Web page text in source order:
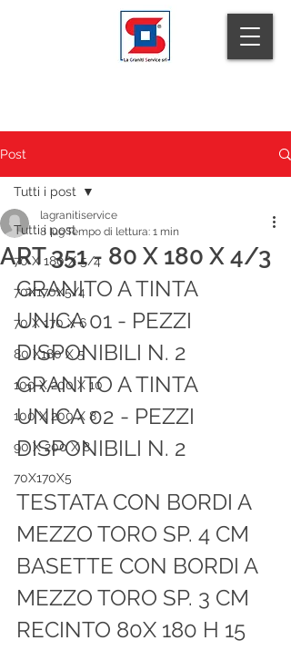
Post
Tutti i post
70 X 180 X 5/4
70X170X5/4
70 X 170 X 6
80 X180 X 5
100 X 200 X 10
100 X 200 X 8
90 X 200 X 8
70X170X5
Tutti i post
ART 351 - 80 X 180 X 4/3
lagranitiservice
8 lugTempo di lettura: 1 min
GRANITO A TINTA
UNICA 01 - PEZZI
DISPONIBILI N. 2
GRANITO A TINTA
UNICA 02 - PEZZI
DISPONIBILI N. 2
TESTATA CON BORDI A
MEZZO TORO SP. 4 CM
BASETTE CON BORDI A
MEZZO TORO SP. 3 CM
RECINTO 80X 180 H 15